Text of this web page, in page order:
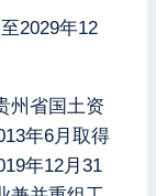
2029年12
州省国土资
年6月取得
年12月31